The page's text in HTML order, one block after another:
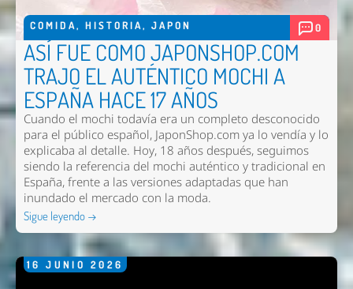
COMIDA, HISTORIA, JAPON 0
ASÍ FUE COMO JAPONSHOP.COM
TRAJO EL AUTÉNTICO MOCHI A
ESPAÑA HACE 17 AÑOS
Cuando el mochi todavía era un completo desconocido
para el público español, JaponShop.com ya lo vendía y lo
explicaba al detalle. Hoy, 18 años después, seguimos
siendo la referencia del mochi auténtico y tradicional en
España, frente a las versiones adaptadas que han
inundado el mercado con la moda.
Sigue leyendo →
16 JUNIO 2026